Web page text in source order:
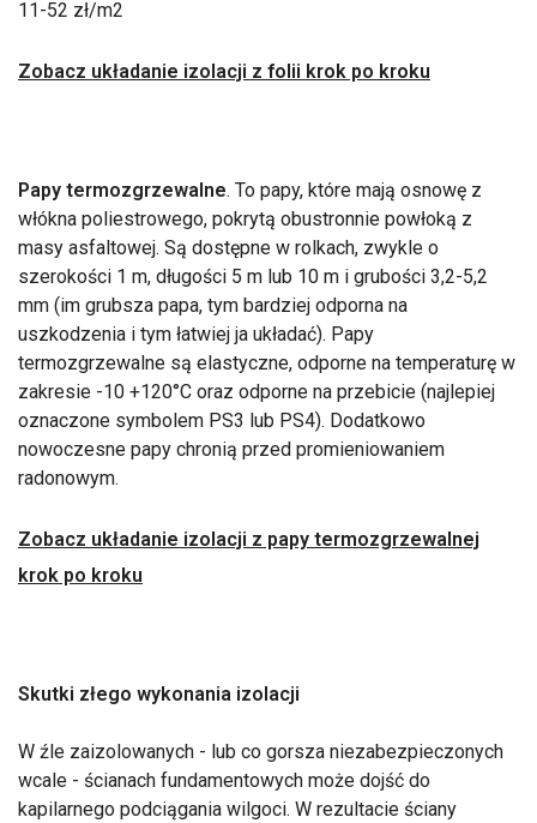
11-52 zł/m2
Zobacz układanie izolacji z folii krok po kroku
Papy termozgrzewalne. To papy, które mają osnowę z
włókna poliestrowego, pokrytą obustronnie powłoką z
masy asfaltowej. Są dostępne w rolkach, zwykle o
szerokości 1 m, długości 5 m lub 10 m i grubości 3,2-5,2
mm (im grubsza papa, tym bardziej odporna na
uszkodzenia i tym łatwiej ja układać). Papy
termozgrzewalne są elastyczne, odporne na temperaturę w
zakresie -10 +120°C oraz odporne na przebicie (najlepiej
oznaczone symbolem PS3 lub PS4). Dodatkowo
nowoczesne papy chronią przed promieniowaniem
radonowym.
Zobacz układanie izolacji z papy termozgrzewalnej
krok po kroku
Skutki złego wykonania izolacji
W źle zaizolowanych - lub co gorsza niezabezpieczonych
wcale - ścianach fundamentowych może dojść do
kapilarnego podciągania wilgoci. W rezultacie ściany